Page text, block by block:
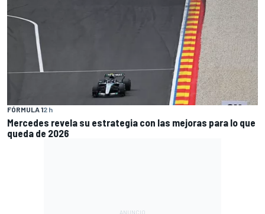
FÓRMULA 12 h
Mercedes revela su estrategia con las mejoras para lo que
queda de 2026